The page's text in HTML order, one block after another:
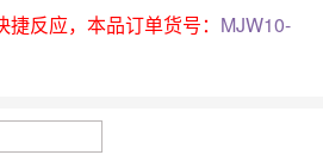
反应，本品订单货号： MJW10-